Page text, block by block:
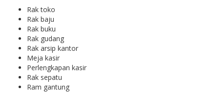
Rak toko
Rak baju
Rak buku
Rak gudang
Rak arsip kantor
Meja kasir
Perlengkapan kasir
Rak sepatu
Ram gantung